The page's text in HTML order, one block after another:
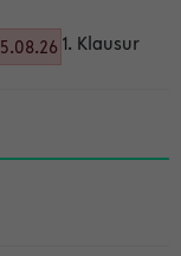
1. Klausur